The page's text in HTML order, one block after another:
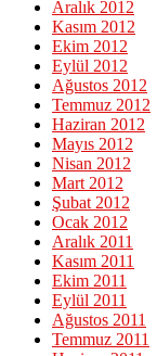
Aralık 2012
Kasım 2012
Ekim 2012
Eylül 2012
Ağustos 2012
Temmuz 2012
Haziran 2012
Mayıs 2012
Nisan 2012
Mart 2012
Şubat 2012
Ocak 2012
Aralık 2011
Kasım 2011
Ekim 2011
Eylül 2011
Ağustos 2011
Temmuz 2011